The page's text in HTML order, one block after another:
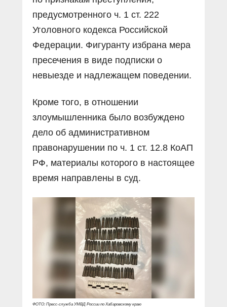
предусмотренного ч. 1 ст. 222
Уголовного кодекса Российской
Федерации. Фигуранту избрана мера
пресечения в виде подписки о
невыезде и надлежащем поведении.
Кроме того, в отношении
злоумышленника было возбуждено
дело об административном
правонарушении по ч. 1 ст. 12.8 КоАП
РФ, материалы которого в настоящее
время направлены в суд.
ФОТО: Пресс-служба УМВД России по Хабаровскому краю